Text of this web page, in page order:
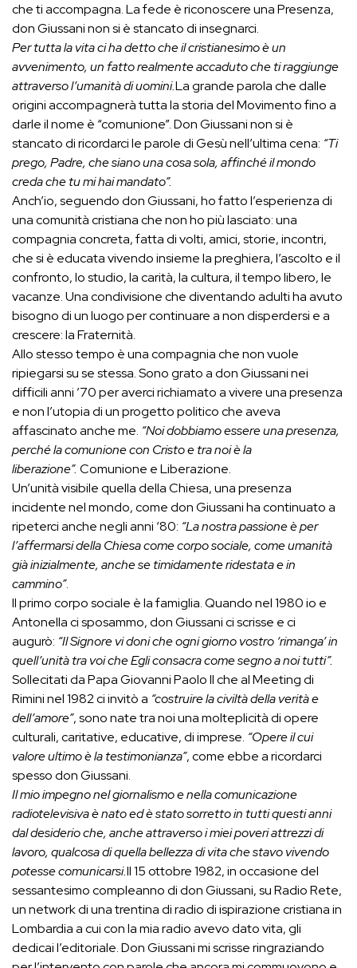
che ti accompagna. La fede è riconoscere una Presenza,
don Giussani non si è stancato di insegnarci.
Per tutta la vita ci ha detto che il cristianesimo è un
avvenimento, un fatto realmente accaduto che ti raggiunge
attraverso l’umanità di uomini.La grande parola che dalle
origini accompagnerà tutta la storia del Movimento fino a
darle il nome è “comunione”. Don Giussani non si è
stancato di ricordarci le parole di Gesù nell’ultima cena: “Ti
prego, Padre, che siano una cosa sola, affinché il mondo
creda che tu mi hai mandato”.
Anch’io, seguendo don Giussani, ho fatto l’esperienza di
una comunità cristiana che non ho più lasciato: una
compagnia concreta, fatta di volti, amici, storie, incontri,
che si è educata vivendo insieme la preghiera, l’ascolto e il
confronto, lo studio, la carità, la cultura, il tempo libero, le
vacanze. Una condivisione che diventando adulti ha avuto
bisogno di un luogo per continuare a non disperdersi e a
crescere: la Fraternità.
Allo stesso tempo è una compagnia che non vuole
ripiegarsi su se stessa. Sono grato a don Giussani nei
difficili anni ’70 per averci richiamato a vivere una presenza
e non l’utopia di un progetto politico che aveva
affascinato anche me. “Noi dobbiamo essere una presenza,
perché la comunione con Cristo e tra noi è la
liberazione”. Comunione e Liberazione.
Un’unità visibile quella della Chiesa, una presenza
incidente nel mondo, come don Giussani ha continuato a
ripeterci anche negli anni ‘80: “La nostra passione è per
l’affermarsi della Chiesa come corpo sociale, come umanità
già inizialmente, anche se timidamente ridestata e in
cammino”.
Il primo corpo sociale è la famiglia. Quando nel 1980 io e
Antonella ci sposammo, don Giussani ci scrisse e ci
augurò: “Il Signore vi doni che ogni giorno vostro ‘rimanga’ in
quell’unità tra voi che Egli consacra come segno a noi tutti”.
Sollecitati da Papa Giovanni Paolo II che al Meeting di
Rimini nel 1982 ci invitò a “costruire la civiltà della verità e
dell’amore”, sono nate tra noi una molteplicità di opere
culturali, caritative, educative, di imprese. “Opere il cui
valore ultimo è la testimonianza”, come ebbe a ricordarci
spesso don Giussani.
Il mio impegno nel giornalismo e nella comunicazione
radiotelevisiva è nato ed è stato sorretto in tutti questi anni
dal desiderio che, anche attraverso i miei poveri attrezzi di
lavoro, qualcosa di quella bellezza di vita che stavo vivendo
potesse comunicarsi.Il 15 ottobre 1982, in occasione del
sessantesimo compleanno di don Giussani, su Radio Rete,
un network di una trentina di radio di ispirazione cristiana in
Lombardia a cui con la mia radio avevo dato vita, gli
dedicai l’editoriale. Don Giussani mi scrisse ringraziando